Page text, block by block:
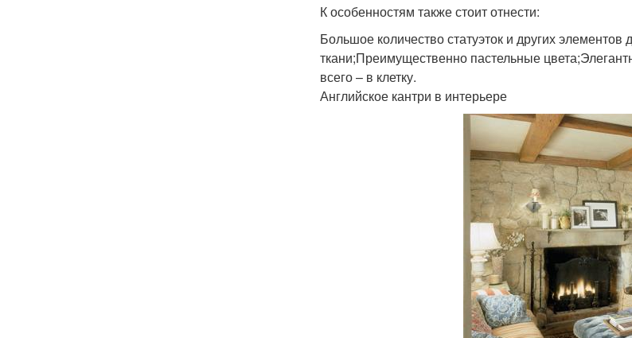
К особенностям также стоит отнести:
Большое количество статуэток и других
ткани;Преимущественно пастельные
всего – в клетку.
Английское кантри в интерьере